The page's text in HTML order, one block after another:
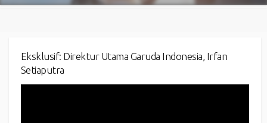
Eksklusif: Direktur Utama Garuda Indonesia, Irfan
Setiaputra